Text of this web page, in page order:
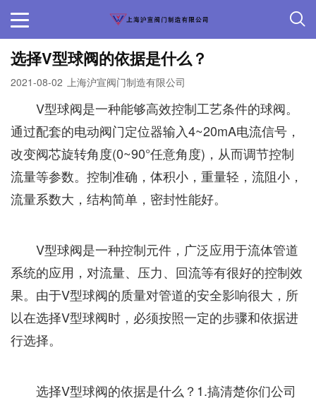
选择V型球阀的依据是什么？
2021-08-02 上海沪宣阀门制造有限公司
V型球阀是一种能够高效控制工艺条件的球阀。
通过配套的电动阀门定位器输入4~20mA电流信号，
改变阀芯旋转角度(0~90°任意角度)，从而调节控制
流量等参数。控制准确，体积小，重量轻，流阻小，
流量系数大，结构简单，密封性能好。
V型球阀是一种控制元件，广泛应用于流体管道
系统的应用，对流量、压力、回流等有很好的控制效
果。由于V型球阀的质量对管道的安全影响很大，所
以在选择V型球阀时，必须按照一定的步骤和依据进
行选择。
选择V型球阀的依据是什么？1.搞清楚你们公司